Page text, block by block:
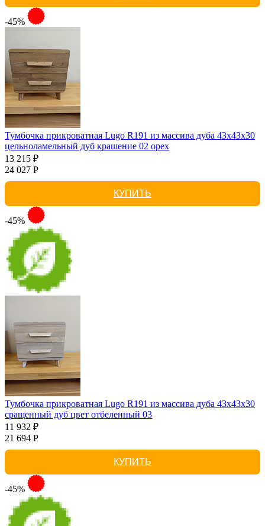
-45%
Тумбочка прикроватная Lugo R191 из массива дуба 43х43х30
цельноламельный дуб крашение 02 орех
13 215 ₽
24 027 Р
КУПИТЬ
-45%
Тумбочка прикроватная Lugo R191 из массива дуба 43х43х30
сращенный дуб цвет отбеленный 03
11 932 ₽
21 694 Р
КУПИТЬ
-45%